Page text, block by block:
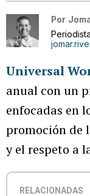
Por
Universal
anual con un
enfocadas en
promoción de
y el respeto a
RELACIONADAS